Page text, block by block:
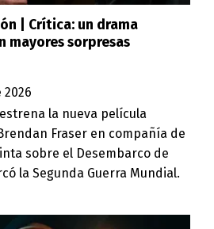
| Crítica: un drama
mayores sorpresas
la nueva película
Fraser en compañía de
sobre el Desembarco de
la Segunda Guerra Mundial.